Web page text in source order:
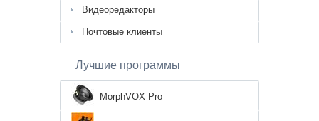
Видеоредакторы
Почтовые клиенты
Лучшие программы
MorphVOX Pro